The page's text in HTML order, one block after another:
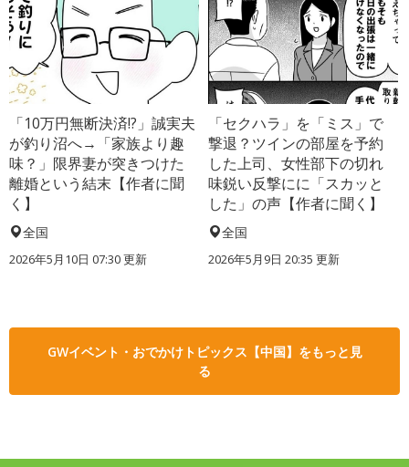
「10万円無断決済!?」誠実夫
が釣り沼へ→「家族より趣
味？」限界妻が突きつけた
離婚という結末【作者に聞
く】
全国
2026年5月10日 07:30 更新
「セクハラ」を「ミス」で
撃退？ツインの部屋を予約
した上司、女性部下の切れ
味鋭い反撃にに「スカッと
した」の声【作者に聞く】
全国
2026年5月9日 20:35 更新
GWイベント・おでかけトピックス【中国】をもっと見
る